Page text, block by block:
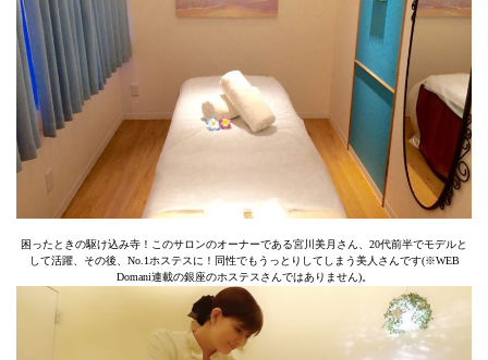
困ったときの駆け込み寺！このサロンのオーナーである宮川美月さん、20代前半でモデルと
して活躍、その後、No.1ホステスに！同性でもうっとりしてしまう美人さんです(※WEB
Domani連載の銀座のホステスさんではありません)。